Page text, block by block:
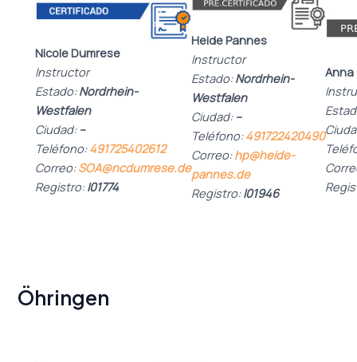
Nicole Dumrese
Instructor
Estado:Nordrhein-
Westfalen
Ciudad: –
Teléfono:491725402612
Correo:SOA@ncdumrese.de
Registro:I01774
Heide Pannes
Instructor
Estado:Nordrhein-
Westfalen
Ciudad: –
Teléfono:491722420490
Correo:hp@heide-
pannes.de
Registro:I01946
Anna
Öhringen